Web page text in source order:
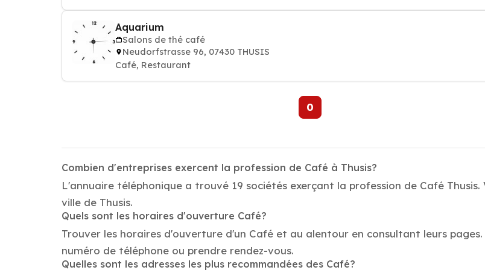
Aquarium
Salons de thé café
Neudorfstrasse 96, 07430 THUSIS
Café, Restaurant
0
Combien d'entreprises exercent la profession de Café à Thusis?
L'annuaire téléphonique a trouvé 19 sociétés exerçant la profession de Café
ville de Thusis.
Quels sont les horaires d'ouverture Café?
Trouver les horaires d'ouverture d'un Café et au alentour en consultant leurs pages.
numéro de téléphone ou prendre rendez-vous.
Quelles sont les adresses les plus recommandées des Café?